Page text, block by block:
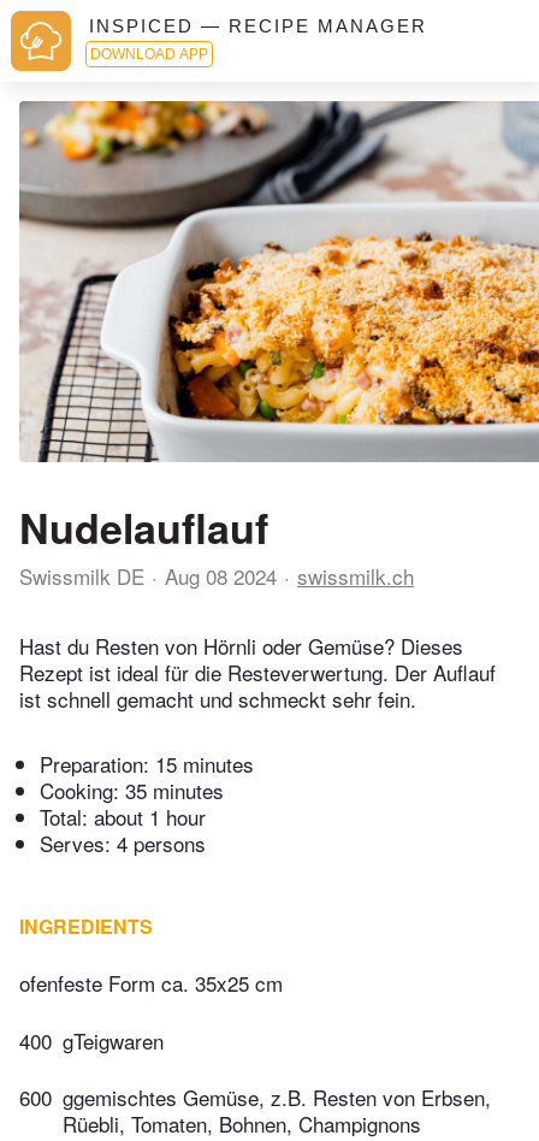
INSPICED — RECIPE MANAGER
DOWNLOAD APP
Nudelauflauf
Swissmilk DE Aug 08 2024 swissmilk.ch
Hast du Resten von Hörnli oder Gemüse? Dieses
Rezept ist ideal für die Resteverwertung. Der Auflauf
ist schnell gemacht und schmeckt sehr fein.
Preparation: 15 minutes
Cooking: 35 minutes
Total: about 1 hour
Serves: 4 persons
INGREDIENTS
ofenfeste Form ca. 35x25 cm
400 gTeigwaren
600 ggemischtes Gemüse, z.B. Resten von Erbsen,
Rüebli, Tomaten, Bohnen, Champignons